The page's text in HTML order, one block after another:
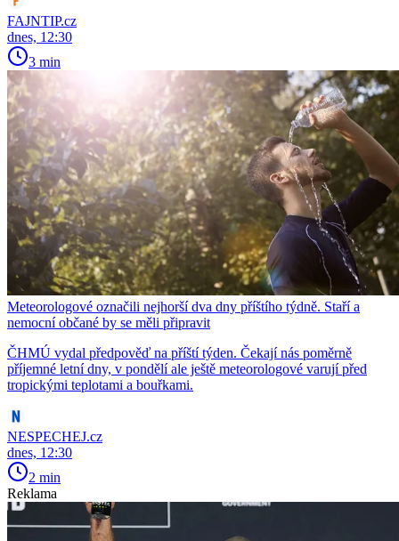
FAJNTIP.cz
dnes, 12:30
3 min
Meteorologové označili nejhorší dva dny příštího týdně. Staří a
nemocní občané by se měli připravit
ČHMÚ vydal předpověď na příští týden. Čekají nás poměrně
příjemné letní dny, v pondělí ale ještě meteorologové varují před
tropickými teplotami a bouřkami.
NESPECHEJ.cz
dnes, 12:30
2 min
Reklama